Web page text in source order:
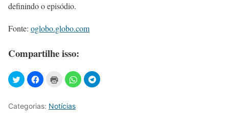
definindo o episódio.
Fonte: oglobo.globo.com
Compartilhe isso:
Categorias: Notícias